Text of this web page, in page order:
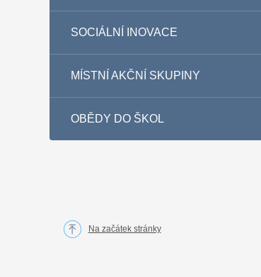
SOCIÁLNÍ INOVACE
MÍSTNÍ AKČNÍ SKUPINY
OBĚDY DO ŠKOL
Na začátek stránky